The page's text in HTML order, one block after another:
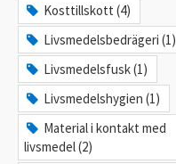
Kosttillskott (4)
Livsmedelsbedrägeri (1)
Livsmedelsfusk (1)
Livsmedelshygien (1)
Material i kontakt med
livsmedel (2)